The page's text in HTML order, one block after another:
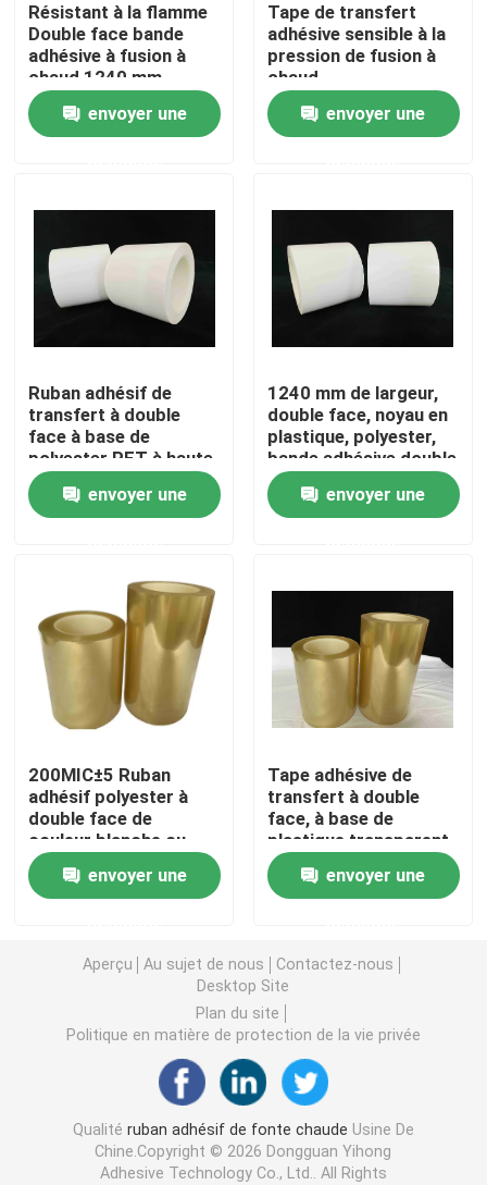
Aperçu
Produits
A propos de nous
Contrôle de la qualité
Contact
ruban adhésif de fonte chaude
Ruban adhésif de tapis
Ruban adhésif de libération de bout droit
Blocs chauds de fonte
Double bande dégrossie de tissu
Plat flexographique montant des bandes
Ruban de transfert adhésif
Ruban adhésif démontable
Résistant à la flamme
Double face bande
adhésive à fusion à
chaud 1240 mm
résistant à l'humidité
envoyer une
Tape de transfert
adhésive sensible à la
pression de fusion à
chaud
envoyer une
Ruban adhésif de
transfert à double
face à base de
polyester PET à haute
viscosité
envoyer une
1240 mm de largeur,
double face, noyau en
plastique, polyester,
bande adhésive double
face
envoyer une
200MIC±5 Ruban
adhésif polyester à
double face de
couleur blanche ou
transparente
envoyer une
Tape adhésive de
transfert à double
face, à base de
plastique transparent,
à base de PET, à
libération d'adhésif
envoyer une
Aperçu Au sujet de nous
Contactez-nous
Desktop Site
Plan du site
Politique en matière de protection de la vie privée
Qualité ruban adhésif de fonte chaude Usine De
Chine.Copyright © 2026 Dongguan Yihong
Adhesive Technology Co., Ltd.. All Rights